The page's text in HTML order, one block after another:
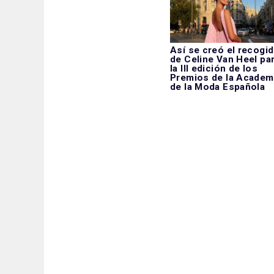
Así se creó el
de Celine Van Heel
la III edición de los
Premios de la
de la Moda Española